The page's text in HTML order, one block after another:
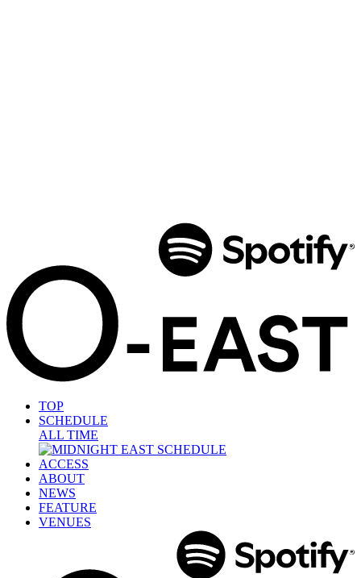
TOP
SCHEDULE
ALL TIME
ACCESS
ABOUT
NEWS
FEATURE
VENUES